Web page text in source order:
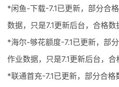
*闲鱼-下载-7.1已更新，部分合
数据，只是7.1更新后台，合格数
*海尔-够花额度-7.1已更新，部
作业数据，只是7.1更新后台，合
*联通首充-7.1已更新，部分合格